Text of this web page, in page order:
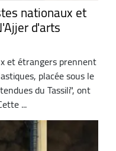
nationaux et
d'arts
et étrangers prennent
placée sous le
du Tassili", ont
...